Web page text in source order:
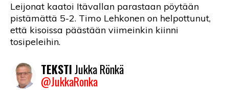
Leijonat kaatoi Itävallan parastaan pöytään
pistämättä 5-2. Timo Lehkonen on helpottunut,
että kisoissa päästään viimeinkin kiinni
tosipeleihin.
TEKSTIJukka Rönkä
@JukkaRonka